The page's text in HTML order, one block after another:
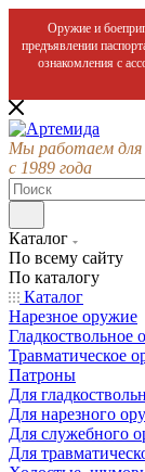
Оружие и
предъявлении
ознакомления с
Мы работаем для
с 1989 года
Каталог
По всему сайту
По каталогу
Каталог
Нарезное оружие
Гладкоствольное
Травматическое
Патроны
Для
Для нарезного
Для служебного
Для